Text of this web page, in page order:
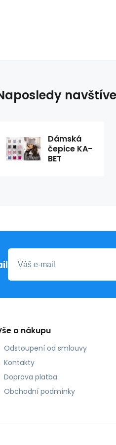
Dámská
čepice KA-
BET
o nákupu
Odstoupení od smlouvy
Kontakty
Doprava platba
Obchodní podmínky